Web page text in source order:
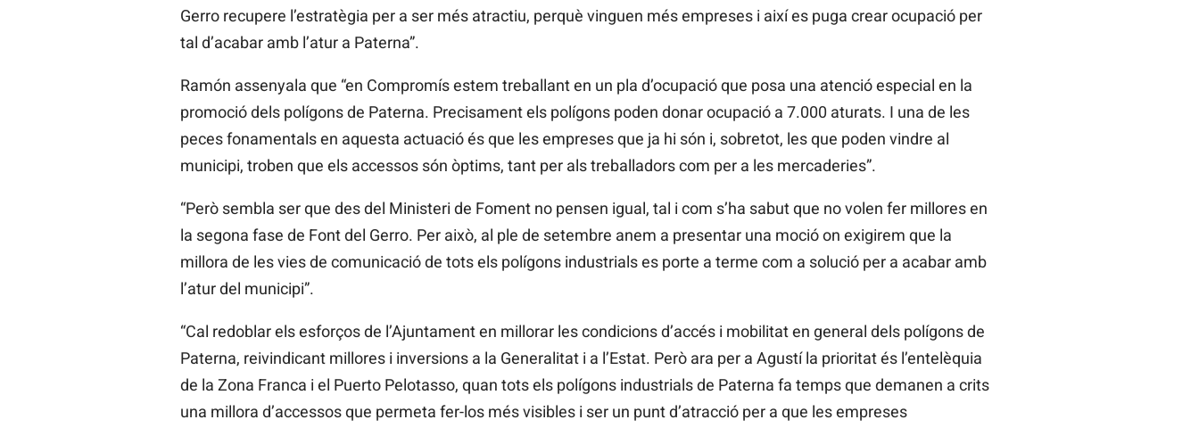
Gerro recupere l’estratègia per a ser més atractiu, perquè vinguen més empreses i així es puga crear ocupació per
tal d’acabar amb l’atur a Paterna”.
Ramón assenyala que “en Compromís estem treballant en un pla d’ocupació que posa una atenció especial en la
promoció dels polígons de Paterna. Precisament els polígons poden donar ocupació a 7.000 aturats. I una de les
peces fonamentals en aquesta actuació és que les empreses que ja hi són i, sobretot, les que poden vindre al
municipi, troben que els accessos són òptims, tant per als treballadors com per a les mercaderies”.
“Però sembla ser que des del Ministeri de Foment no pensen igual, tal i com s’ha sabut que no volen fer millores en
la segona fase de Font del Gerro. Per això, al ple de setembre anem a presentar una moció on exigirem que la
millora de les vies de comunicació de tots els polígons industrials es porte a terme com a solució per a acabar amb
l’atur del municipi”.
“Cal redoblar els esforços de l’Ajuntament en millorar les condicions d’accés i mobilitat en general dels polígons de
Paterna, reivindicant millores i inversions a la Generalitat i a l’Estat. Però ara per a Agustí la prioritat és l’entelèquia
de la Zona Franca i el Puerto Pelotasso, quan tots els polígons industrials de Paterna fa temps que demanen a crits
una millora d’accessos que permeta fer-los més visibles i ser un punt d’atracció per a que les empreses